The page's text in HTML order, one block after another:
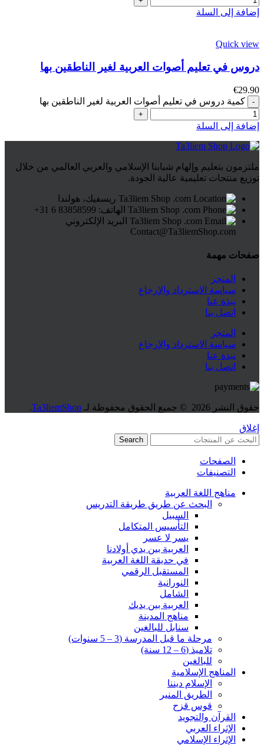
إضافة إلى السلة
Quick view
دروس في تعليم أصوات العربية لغير الناطقين بها
€29.90
كمية دروس في تعليم أصوات العربية لغير الناطقين بها
إضافة إلى السلة
ملتزمون بتعليم وإلهام شبابنا الإسلامي والعربي العالمي من خلال
توزيع منتجات تعليمية عالية الجودة.
ريسفيك، هولندا
الهاتف: 83858599 6 31+
البريد الإلكتروني
Contact@Ta3liemShop.com
صفحات مهمة
المتجر
سياسة الاسترداد والإرجاع
نبذة عنا
اتصل بنا
المتجر
سياسة الاسترداد والإرجاع
نبذة عنا
اتصل بنا
حقوق النشر 2026 © جميع الحقوق محفوظة لـ Ta3liemShop
.
إغلاق
Search
الصفحات
التصنيفات
مناهج اللغة العربية
البحث عن طريق طريقة التدريس
السبيل
التأسيس المتكامل
يسر لا عسر
العربية بين يدي أولادنا
في حديقة اللغة العربية
المستقبل الرقمي
النورانية
الشامل
العربية بين يديك
مناهج المدينة
سنابل للبالغين
مرحلة ما قبل المدرسة (3 – 5 سنوات)
تلاميذ (6 – 12 سنة)
للبالغين
المناهج الإسلامية
الإسلام ديننا
الطريق المنير
قوس قزح
القرآن والتجويد
الإثراء العربي
الإثراء الإسلامي